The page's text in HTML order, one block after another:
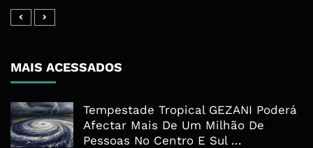
MAIS ACESSADOS
Tempestade Tropical GEZANI Poderá
Afectar Mais De Um Milhão De
Pessoas No Centro E Sul ...